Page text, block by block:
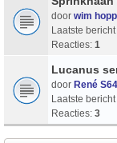
door wim
Laatste
Reacties: 1
Lucanus
door René S64
Laatste
Reacties: 3